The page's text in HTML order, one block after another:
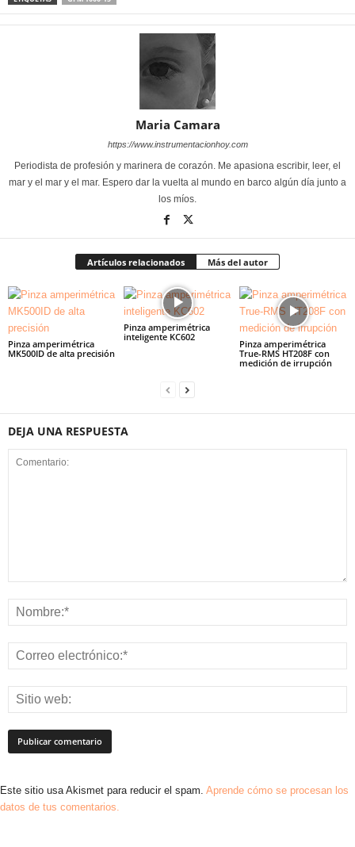
Maria Camara
https://www.instrumentacionhoy.com
Periodista de profesión y marinera de corazón. Me apasiona escribir, leer, el
mar y el mar y el mar. Espero dar la vuelta al mundo en barco algún día junto a
los míos.
Artículos relacionados Más del autor
Pinza amperimétrica
MK500ID de alta precisión
Pinza amperimétrica
inteligente KC602
Pinza amperimétrica
True-RMS HT208F con
medición de irrupción
DEJA UNA RESPUESTA
Este sitio usa Akismet para reducir el spam. Aprende cómo se procesan los
datos de tus comentarios.